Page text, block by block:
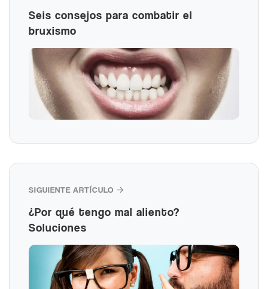
Seis consejos para combatir el
bruxismo
SIGUIENTE ARTÍCULO →
¿Por qué tengo mal aliento?
Soluciones